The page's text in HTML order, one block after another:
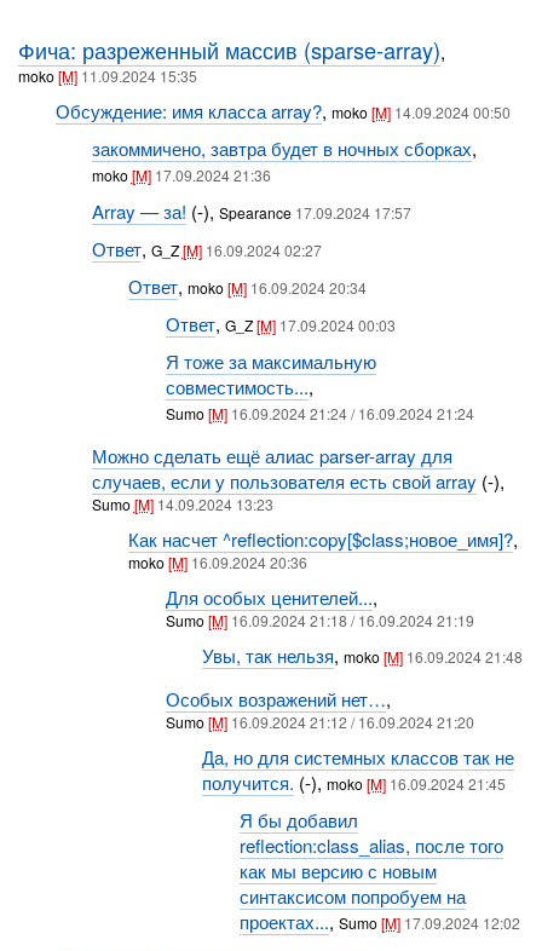
Фича: разреженный массив (sparse-array),
moko[M] 11.09.2024 15:35
Обсуждение: имя класса array?, moko[M] 14.09.2024 00:50
закоммичено, завтра будет в ночных сборках,
moko[M] 17.09.2024 21:36
Array — за! (-), Spearance 17.09.2024 17:57
Ответ, G_Z[M] 16.09.2024 02:27
Ответ,moko[M] 16.09.2024 20:34
Ответ, G_Z[M] 17.09.2024 00:03
Я тоже за максимальную
совместимость...,
Sumo[M] 16.09.2024 21:24 / 16.09.2024 21:24
Можно сделать ещё алиас parser-array для
случаев, если у пользователя есть свой array (-),
Sumo[M] 14.09.2024 13:23
Как насчет ^reflection:copy[$class;новое_имя]?,
moko[M] 16.09.2024 20:36
Для особых ценителей...,
Sumo[M] 16.09.2024 21:18 / 16.09.2024 21:19
Увы, так нельзя,moko[M] 16.09.2024 21:48
Особых возражений нет…,
Sumo[M] 16.09.2024 21:12 / 16.09.2024 21:20
Да, но для системных классов так не
получится. (-),moko[M] 16.09.2024 21:45
Я бы добавил
reflection:class_alias, после того
как мы версию с новым
синтаксисом попробуем на
проектах..., Sumo[M] 17.09.2024 12:02